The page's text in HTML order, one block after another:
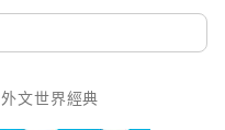
外文世界經典